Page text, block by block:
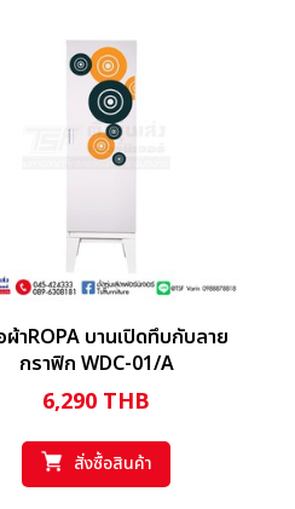
ผ้าROPA บานเปิดทึบกับลาย
กราฟิก WDC-01/A
6,290 THB
สั่งซื้อสินค้า